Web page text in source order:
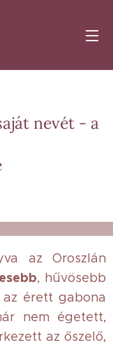
nevét - a
az Oroszlán
, hűvösebb
érett gabona
nem égetett,
az őszelő,